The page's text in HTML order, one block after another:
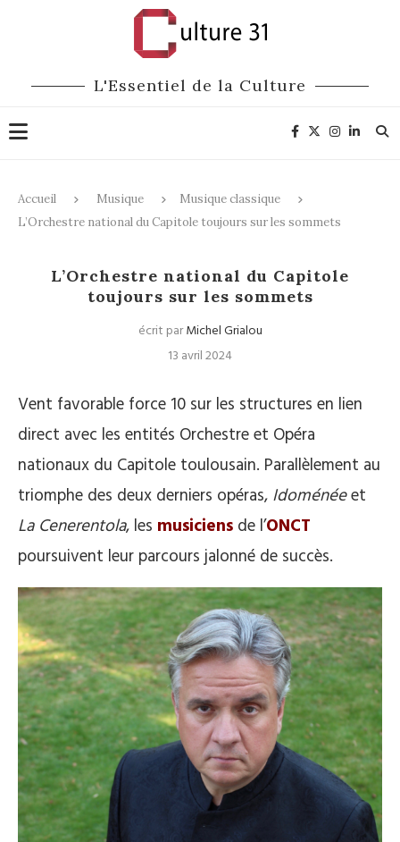
L'Essentiel de la Culture
Accueil Musique
Musique classique
L’Orchestre national du Capitole toujours sur les sommets
L’Orchestre national du Capitole
toujours sur les sommets
écrit parMichel Grialou
13 avril 2024
Vent favorable force 10 sur les structures en lien
direct avec les entités Orchestre et Opéra
nationaux du Capitole toulousain. Parallèlement au
triomphe des deux derniers opéras, Idoménéeet
La Cenerentola, les musiciens de l’ONCT
poursuivent leur parcours jalonné de succès.